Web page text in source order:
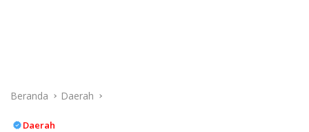
Beranda Daerah
Daerah